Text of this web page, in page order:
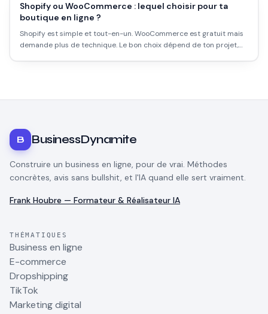
Shopify ou WooCommerce : lequel choisir pour ta
boutique en ligne ?
Shopify est simple et tout-en-un. WooCommerce est gratuit mais
demande plus de technique. Le bon choix dépend de ton projet,
B BusinessDynamite
Construire un business en ligne, pour de vrai. Méthodes
concrètes, avis sans bullshit, et l'IA quand elle sert vraiment.
Frank Houbre — Formateur & Réalisateur IA
THÉMATIQUES
Business en ligne
E-commerce
Dropshipping
TikTok
Marketing digital